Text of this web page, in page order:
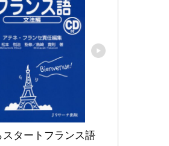
スタートフランス語